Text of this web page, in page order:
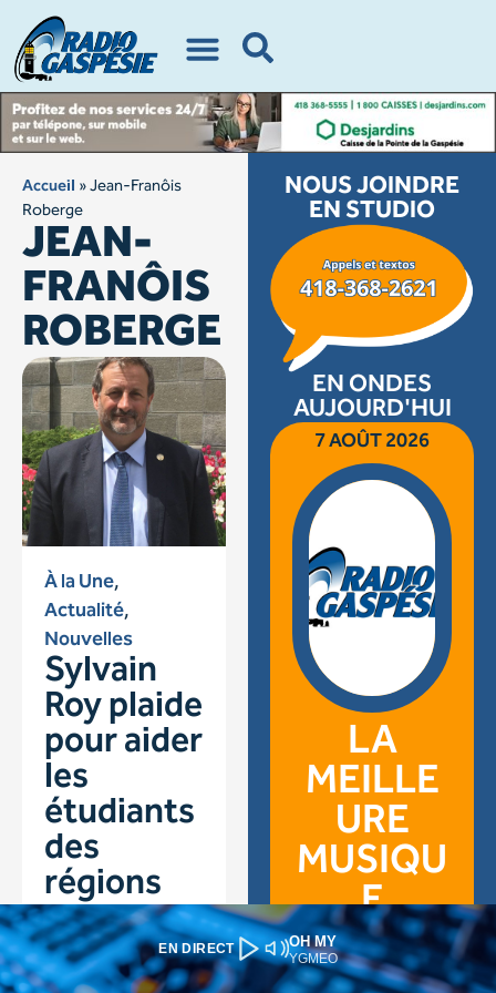
EN DIRECT OH MY
YGMEO